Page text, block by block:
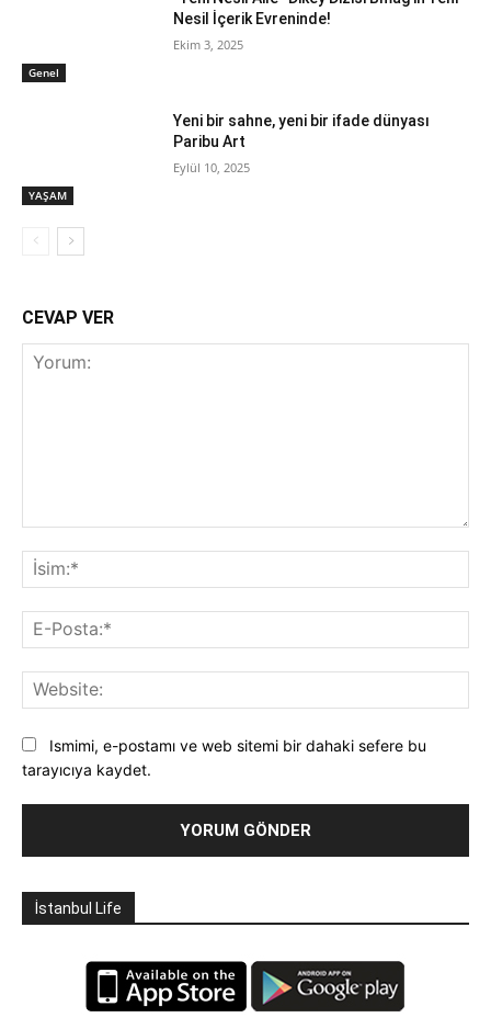
Genel
Nesil İçerik Evreninde!
Ekim 3, 2025
YAŞAM
Yeni bir sahne, yeni bir ifade dünyası
Paribu Art
Eylül 10, 2025
CEVAP VER
Ismimi, e-postamı ve web sitemi bir dahaki sefere bu
tarayıcıya kaydet.
İstanbul Life